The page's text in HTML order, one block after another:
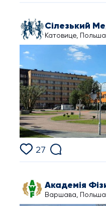
Катовице, Польша
27
Варшава, Польша